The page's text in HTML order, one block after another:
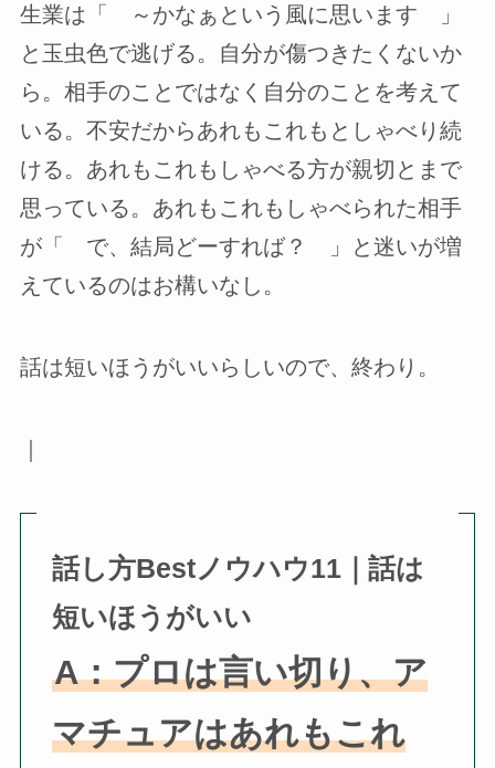
生業は「 ～かなぁという風に思います 」
と玉虫色で逃げる。自分が傷つきたくないか
ら。相手のことではなく自分のことを考えて
いる。不安だからあれもこれもとしゃべり続
ける。あれもこれもしゃべる方が親切とまで
思っている。あれもこれもしゃべられた相手
が「 で、結局どーすれば？ 」と迷いが増
えているのはお構いなし。
話は短いほうがいいらしいので、終わり。
話し方Bestノウハウ11｜話は
短いほうがいい
A：プロは言い切り、ア
マチュアはあれもこれ